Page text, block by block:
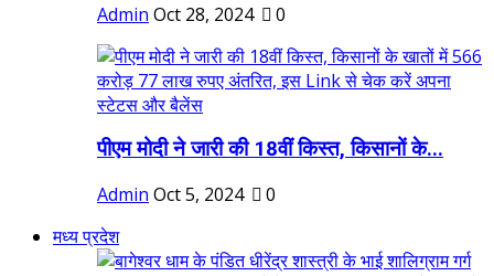
Admin Oct 28, 2024 0
पीएम मोदी ने जारी की 18वीं किस्त, किसानों के...
Admin Oct 5, 2024
0
मध्य प्रदेश